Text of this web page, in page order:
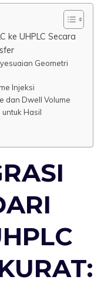
ke UHPLC Secara
Geometri
Injeksi
dan Dwell Volume
untuk Hasil